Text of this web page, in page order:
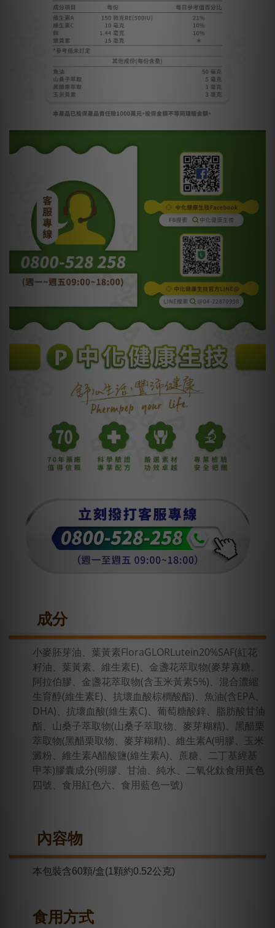
成分
小麥胚芽油、葉黃素FloraGLORLutein20%SAF(紅花
籽油、葉黃素、維生素E)、金盞花萃取物(麥芽寡糖、
阿拉伯膠、金盞花萃取物(含玉米黃素5%)、混合濃縮
生育醇(維生素E)、抗壞血酸棕櫚酸酯)、魚油(含EPA、
DHA)、抗壞血酸(維生素C)、葡萄糖酸鋅、脂肪酸甘油
酯、山桑子萃取物(山桑子萃取物、麥芽糊精)、黑醋栗
萃取物(黑醋栗取物、麥芽糊精)、維生素A(明膠、玉米
澱粉、維生素A醋酸鹽(維生素A)、蔗糖、二丁基經基
甲苯)膠囊成分(明膠、甘油、純水、二氧化鈦食用黃色
四號、食用紅色六、食用藍色一號)
內容物
本包裝含60顆/盒(1顆約0.52公克)
食用方式